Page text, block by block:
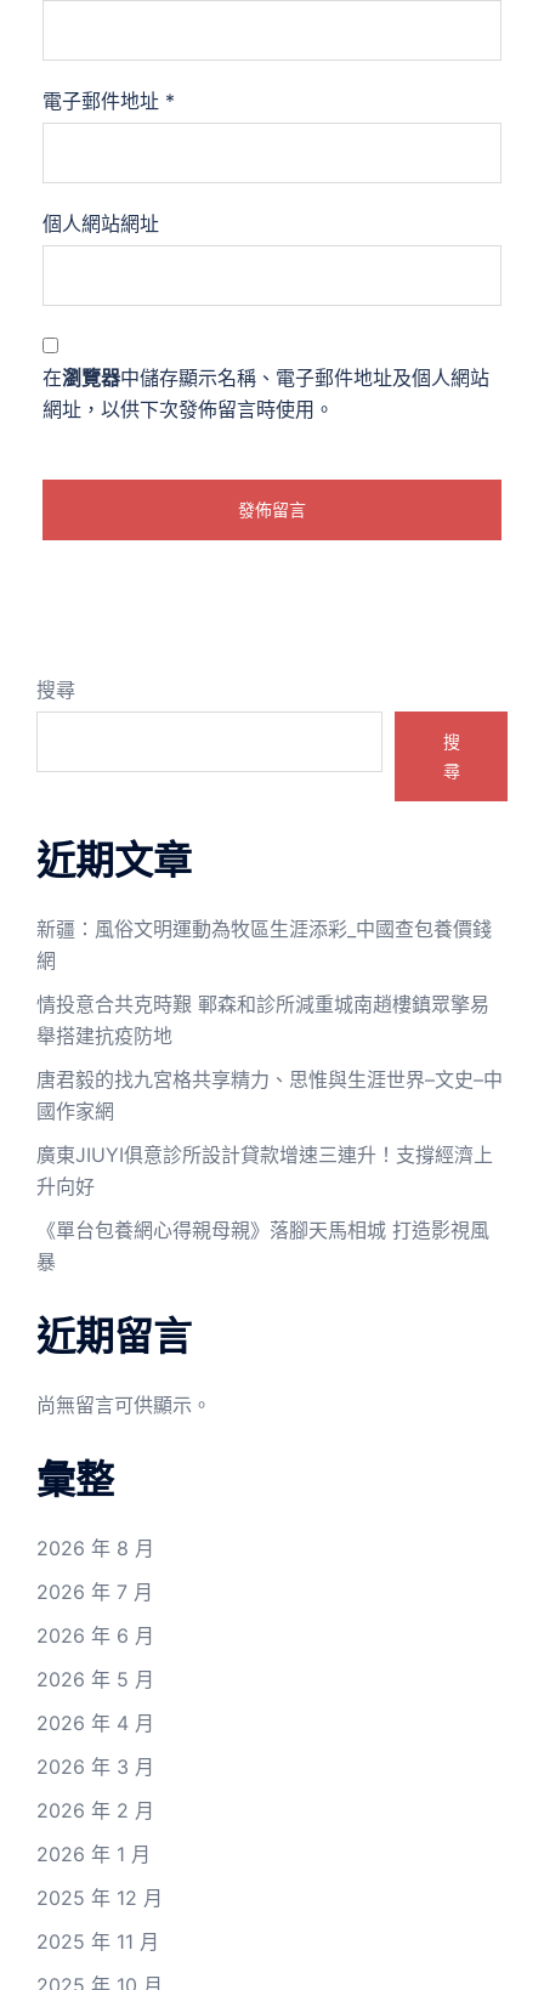
電子郵件地址 *
個人網站網址
在瀏覽器中儲存顯示名稱、電子郵件地址及個人網站
網址，以供下次發佈留言時使用。
搜尋
搜
尋
近期文章
新疆：風俗文明運動為牧區生涯添彩_中國查包養價錢
網
情投意合共克時艱 鄆森和診所減重城南趙樓鎮眾擎易
舉搭建抗疫防地
唐君毅的找九宮格共享精力、思惟與生涯世界–文史–中
國作家網
廣東JIUYI俱意診所設計貸款增速三連升！支撐經濟上
升向好
《單台包養網心得親母親》落腳天馬相城 打造影視風
暴
近期留言
尚無留言可供顯示。
彙整
2026 年 8 月
2026 年 7 月
2026 年 6 月
2026 年 5 月
2026 年 4 月
2026 年 3 月
2026 年 2 月
2026 年 1 月
2025 年 12 月
2025 年 11 月
2025 年 10 月